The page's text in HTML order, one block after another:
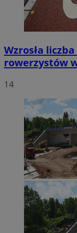
Wzrosła
rowerzystów
14